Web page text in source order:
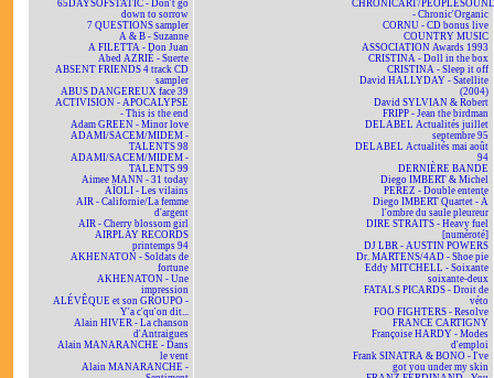
65DAYSOFSTATIC - Don't go
down to sorrow
7 QUESTIONS sampler
A & B - Suzanne
A FILETTA - Don Juan
Abed AZRIÉ - Suerte
ABSENT FRIENDS 4 track CD
sampler
ABUS DANGEREUX face 39
ACTIVISION - APOCALYPSE
- This is the end
Adam GREEN - Minor love
ADAMI/SACEM/MIDEM -
TALENTS 98
ADAMI/SACEM/MIDEM -
TALENTS 99
Aimee MANN - 31 today
AÏOLI - Les vilains
AIR - Californie/La femme
d'argent
AIR - Cherry blossom girl
AIRPLAY RECORDS
printemps 94
AKHENATON - Soldats de
fortune
AKHENATON - Une
impression
ALÉVÊQUE et son GROUPO -
Y'a c'qu'on dit...
Alain HIVER - La chanson
d'Antraigues
Alain MANARANCHE - Dans
le vent
Alain MANARANCHE -
CHRONICART/
- Chronic'Organic
CORNU - CD bonus live
COUNTRY MUSIC
ASSOCIATION Awards 1993
CRISTINA - Doll in the box
CRISTINA - Sleep it off
David HALLYDAY - Satellite
(2004)
David SYLVIAN & Robert
FRIPP - Jean the birdman
DELABEL Actualités juillet
septembre 95
DELABEL Actualités mai août
94
DERNIÈRE BANDE
Diego IMBERT & Michel
PEREZ - Double entente
Diego IMBERT Quartet - À
l'ombre du saule pleureur
DIRE STRAITS - Heavy fuel
[numéroté]
DJ LBR - AUSTIN POWERS
Dr. MARTENS/4AD - Shoe pie
Eddy MITCHELL - Soixante
soixante-deux
FATALS PICARDS - Droit de
véto
FOO FIGHTERS - Resolve
FRANCE CARTIGNY
Françoise HARDY - Modes
d'emploi
Frank SINATRA & BONO - I've
got you under my skin